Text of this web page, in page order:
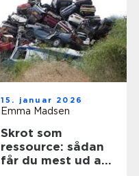
15. januar 2026
Emma Madsen
Skrot som
ressource: sådan
får du mest ud af